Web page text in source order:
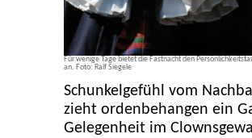
Für wenige Tage bietet die Fastnacht den
an. Foto: Ralf Siegele
Schunkelgefühl vom
zieht ordenbehangen ein
Gelegenheit im